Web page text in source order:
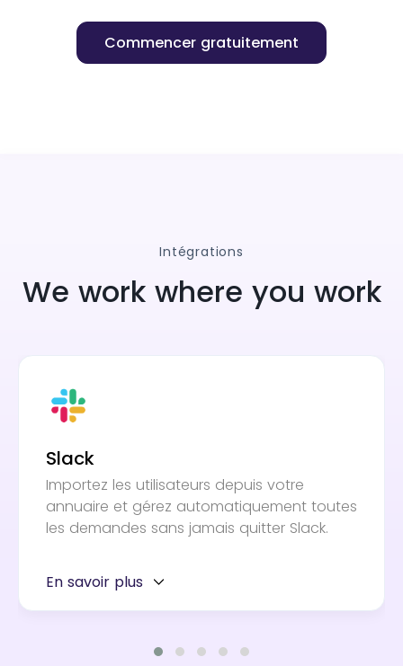
Commencer gratuitement
Intégrations
We work where you work
Slack
Importez les utilisateurs depuis votre
annuaire et gérez automatiquement toutes
les demandes sans jamais quitter Slack.
En savoir plus